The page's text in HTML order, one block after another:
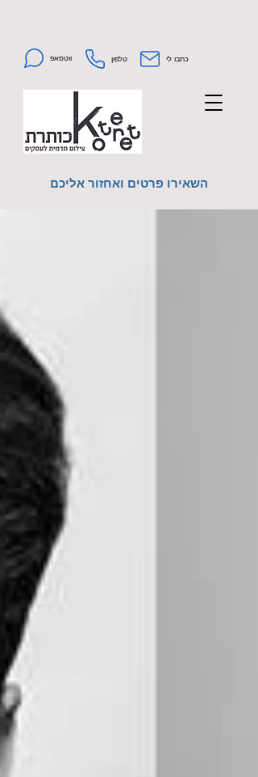
ווטסאפ טלפון כתבו לי
השאירו פרטים ואחזור אליכם